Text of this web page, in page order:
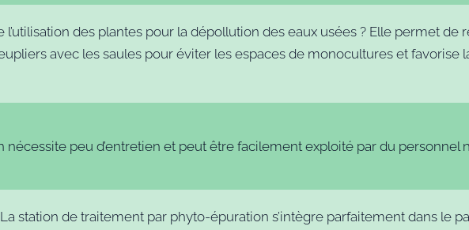
des plantes pour la dépollution des eaux usées ? Elle permet de
avec les saules pour éviter les espaces de monocultures et favorise
peu d’entretien et peut être facilement exploité par du personnel
station de traitement par phyto-épuration s’intègre parfaitement dans le